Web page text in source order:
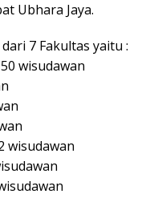
Ubhara Jaya.
7 Fakultas yaitu :
wisudawan
wisudawan